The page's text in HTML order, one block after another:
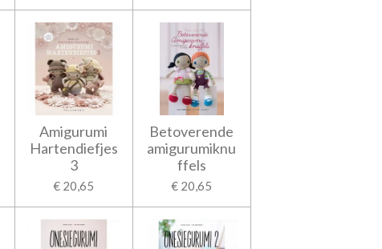
Amigurumi
Hartendiefjes
3
€ 20,65
Betoverende
amigurumiknu
ffels
€ 20,65